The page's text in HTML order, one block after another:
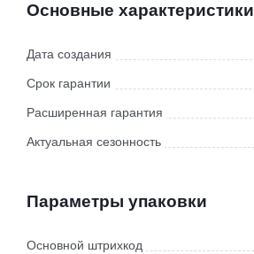
Основные характеристики
Дата создания
Срок гарантии
Расширенная гарантия
Актуальная сезонность
Параметры упаковки
Основной штрихкод